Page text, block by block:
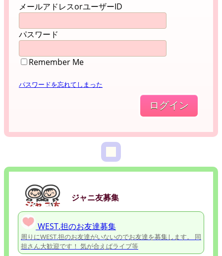
メールアドレスorユーザーID
パスワード
Remember Me
パスワードを忘れてしまった
ジャニ友募集
WEST.担のお友達募集
周りにWEST.担のお友達がいないのでお友達を募集します。 同
担さん大歓迎です！ 気が合えばライブ等